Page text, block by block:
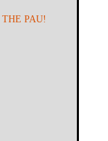
PAU!